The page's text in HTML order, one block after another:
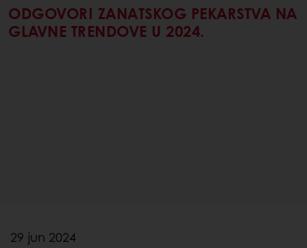
ODGOVORI ZANATSKOG PEKARSTVA NA
GLAVNE TRENDOVE U 2024.
29 jun 2024